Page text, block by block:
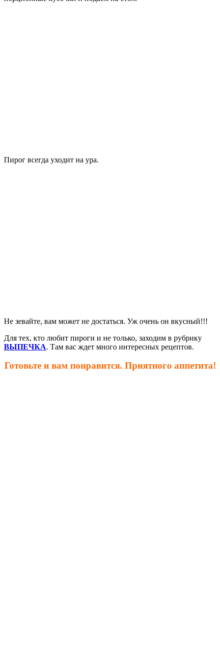
Пирог всегда уходит на ура.
Не зевайте, вам может не достаться. Уж очень он вкусный!!!
Для тех, кто любит пироги и не только, заходим в рубрику
ВЫПЕЧКА. Там вас ждет много интересных рецептов.
Готовьте и вам понравится. Приятного аппетита!